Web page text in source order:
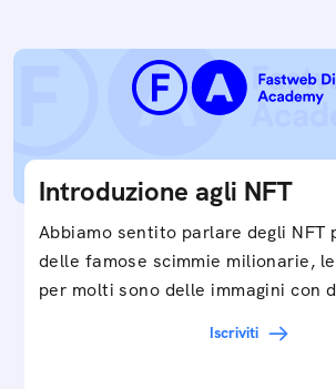
Introduzione agli NFT
Abbiamo sentito parlare degli NFT
delle famose scimmie milionarie,
per molti sono delle immagini con
Iscriviti